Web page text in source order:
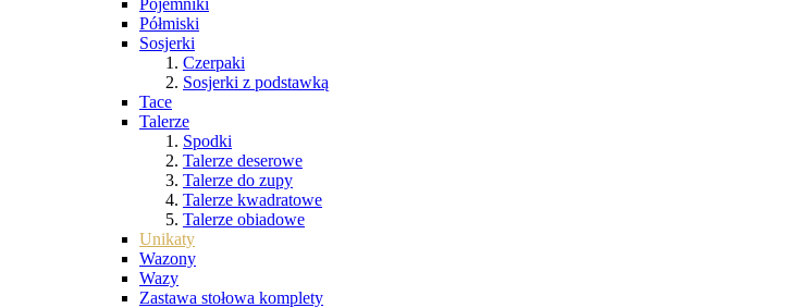
Pojemniki
Półmiski
Sosjerki
Czerpaki
Sosjerki z podstawką
Tace
Talerze
Spodki
Talerze deserowe
Talerze do zupy
Talerze kwadratowe
Talerze obiadowe
Unikaty
Wazony
Wazy
Zastawa stołowa komplety